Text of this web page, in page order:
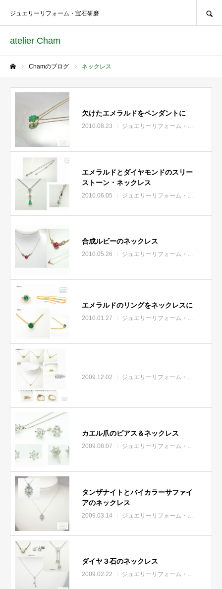
atelier Cham
ジュエリーリフォーム・宝石研磨
Chamのブログ ネックレス
欠けたエメラルドをペンダントに
2010.08.23 ジュエリーリフォーム・リモデル
エメラルドとダイヤモンドのスリー
ストーン・ネックレス
2010.06.05 ジュエリーリフォーム・リモデル
合成ルビーのネックレス
2010.05.26 ジュエリーリフォーム・リモデル
エメラルドのリングをネックレスに
2010.01.27 ジュエリーリフォーム・リモデル
2009.12.02 ジュエリーリフォーム・リモデル
カエル爪のピアス＆ネックレス
2009.08.07 ジュエリーリフォーム・リモデル
タンザナイトとバイカラーサファイ
アのネックレス
2009.03.14 ジュエリーリフォーム・リモデル
ダイヤ３石のネックレス
2009.02.22 ジュエリーリフォーム・リモデル